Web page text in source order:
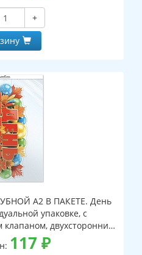
+
А2 В ПАКЕТЕ. День
упаковке, с
двухсторонний,
лак)
117 ₽